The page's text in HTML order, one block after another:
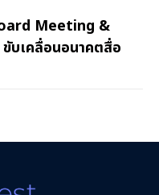
Meeting &
บเคลื่อนอนาคตสื่อ